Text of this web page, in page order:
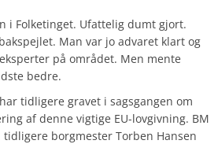
i Folketinget. Ufattelig dumt gjort.
Man var jo advaret klart og
på området. Men mente
bedre.
tidligere gravet i sagsgangen om
af denne vigtige EU-lovgivning. BM
tidligere borgmester Torben Hansen